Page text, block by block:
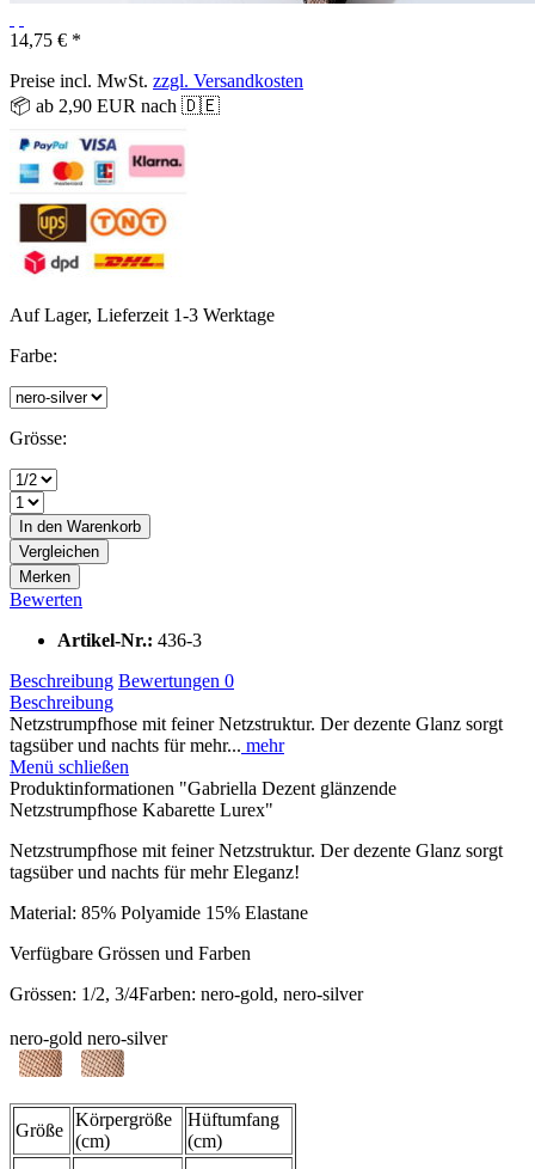
14,75 € *
Preise incl. MwSt. zzgl. Versandkosten
📦 ab 2,90 EUR nach 🇩🇪
Auf Lager, Lieferzeit 1-3 Werktage
Farbe:
Grösse:
In den Warenkorb
Vergleichen
Merken
Bewerten
Artikel-Nr.: 436-3
Beschreibung Bewertungen 0
Beschreibung
Netzstrumpfhose mit feiner Netzstruktur. Der dezente Glanz sorgt
tagsüber und nachts für mehr... mehr
Menü schließen
Produktinformationen "Gabriella Dezent glänzende
Netzstrumpfhose Kabarette Lurex"
Netzstrumpfhose mit feiner Netzstruktur. Der dezente Glanz sorgt
tagsüber und nachts für mehr Eleganz!
Material: 85% Polyamide 15% Elastane
Verfügbare Grössen und Farben
Grössen: 1/2, 3/4Farben: nero-gold, nero-silver
nero-gold nero-silver
Größe
Körpergröße
(cm)
Hüftumfang
(cm)